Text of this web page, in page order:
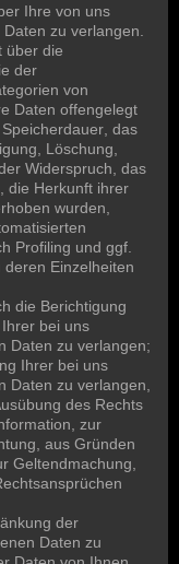
Ihre von uns
zu verlangen.
über die
der
von
Daten offengelegt
das
Löschung,
Widerspruch, das
die Herkunft ihrer
wurden,
Profiling und ggf.
Einzelheiten
die Berichtigung
bei uns
Daten zu verlangen;
Ihrer bei uns
Daten zu verlangen,
des Rechts
zur
aus Gründen
Geltendmachung,
der
Daten zu